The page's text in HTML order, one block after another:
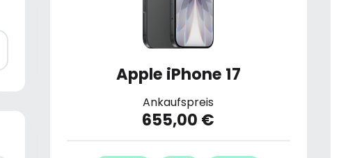
Apple iPhone 17
Ankaufspreis
655,00 €